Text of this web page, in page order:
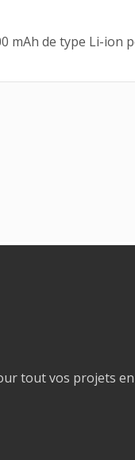
mAh de type Li-ion
tout vos projets en